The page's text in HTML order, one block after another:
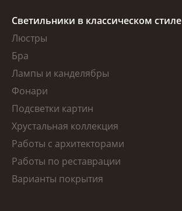
Светильники в классическом стиле
Люстры
Бра
Лампы и канделябры
Фонари
Подсветки картин
Хрустальная коллекция
Работы с архитекторами
Работы по реставрации
Варианты покрытия